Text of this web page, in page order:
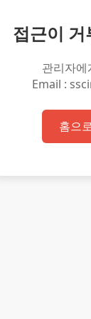
접근이
관리자
Email :
홈으